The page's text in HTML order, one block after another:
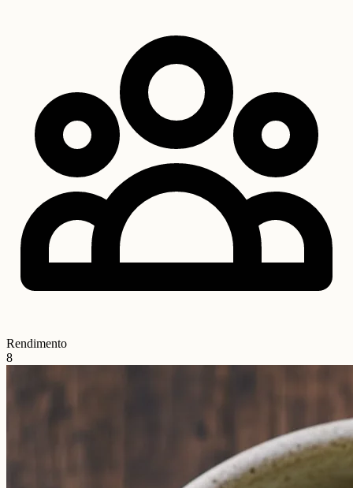
Rendimento
8